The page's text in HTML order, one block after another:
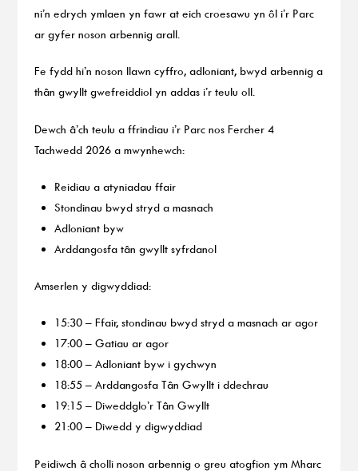
ni’n edrych ymlaen yn fawr at eich croesawu yn ôl i’r Parc
ar gyfer noson arbennig arall.
Fe fydd hi’n noson llawn cyffro, adloniant, bwyd arbennig a
thân gwyllt gwefreiddiol yn addas i’r teulu oll.
Dewch â’ch teulu a ffrindiau i’r Parc nos Fercher 4
Tachwedd 2026 a mwynhewch:
Reidiau a atyniadau ffair
Stondinau bwyd stryd a masnach
Adloniant byw
Arddangosfa tân gwyllt syfrdanol
Amserlen y digwyddiad:
15:30 – Ffair, stondinau bwyd stryd a masnach ar agor
17:00 – Gatiau ar agor
18:00 – Adloniant byw i gychwyn
18:55 – Arddangosfa Tân Gwyllt i ddechrau
19:15 – Diweddglo’r Tân Gwyllt
21:00 – Diwedd y digwyddiad
Peidiwch â cholli noson arbennig o greu atogfion ym Mharc